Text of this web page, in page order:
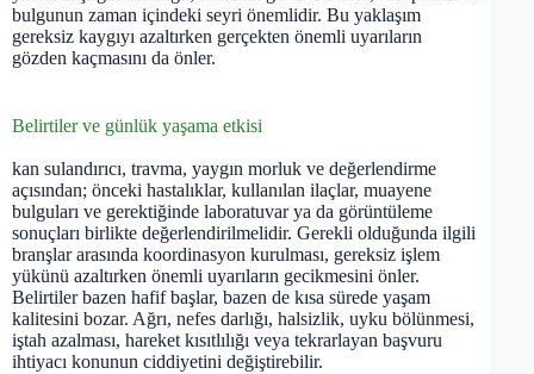
bulgunun zaman içindeki seyri önemlidir. Bu yaklaşım
gereksiz kaygıyı azaltırken gerçekten önemli uyarıların
gözden kaçmasını da önler.
Belirtiler ve günlük yaşama etkisi
kan sulandırıcı, travma, yaygın morluk ve değerlendirme
açısından; önceki hastalıklar, kullanılan ilaçlar, muayene
bulguları ve gerektiğinde laboratuvar ya da görüntüleme
sonuçları birlikte değerlendirilmelidir. Gerekli olduğunda ilgili
branşlar arasında koordinasyon kurulması, gereksiz işlem
yükünü azaltırken önemli uyarıların gecikmesini önler.
Belirtiler bazen hafif başlar, bazen de kısa sürede yaşam
kalitesini bozar. Ağrı, nefes darlığı, halsizlik, uyku bölünmesi,
iştah azalması, hareket kısıtlılığı veya tekrarlayan başvuru
ihtiyacı konunun ciddiyetini değiştirebilir.